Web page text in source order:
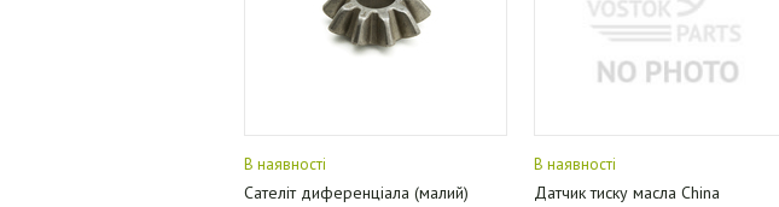
В наявності
Сателіт диференціала (малий)
В наявності
Датчик тиску масла China